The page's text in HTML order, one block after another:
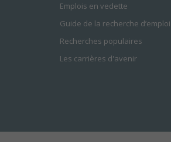
Emplois en vedette
Guide de la recherche d’emploi
Recherches populaires
Les carrières d'avenir